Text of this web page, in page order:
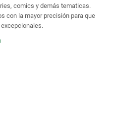
comics y demás tematicas.
con la mayor precisión para que